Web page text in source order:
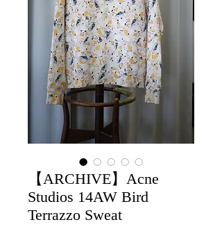
【ARCHIVE】Acne
Studios 14AW Bird
Terrazzo Sweat